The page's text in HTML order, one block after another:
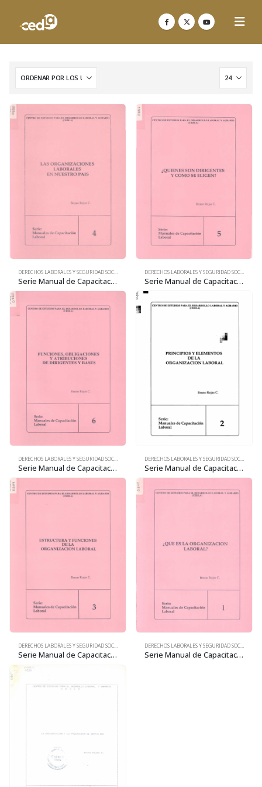
DERECHOS LABORALES Y SEGURIDAD SOCIAL
Serie Manual de Capacitación laboral 4: Las organizaciones laborales en nuestro país
DERECHOS LABORALES Y SEGURIDAD SOCIAL
Serie Manual de Capacitación laboral 5: ¿Quiénes son dirigentes y cómo se eligen?
DERECHOS LABORALES Y SEGURIDAD SOCIAL
Serie Manual de Capacitación laboral 6: Funciones, obligaciones y atribuciones de dirigentes y bases
DERECHOS LABORALES Y SEGURIDAD SOCIAL
Serie Manual de Capacitación laboral 2: Principios y elementos de la organización laboral
DERECHOS LABORALES Y SEGURIDAD SOCIAL
Serie Manual de Capacitación laboral 3: Estructura y funciones de la organización laboral
DERECHOS LABORALES Y SEGURIDAD SOCIAL
Serie Manual de Capacitación laboral 1: ¿Qué es la organización laboral?